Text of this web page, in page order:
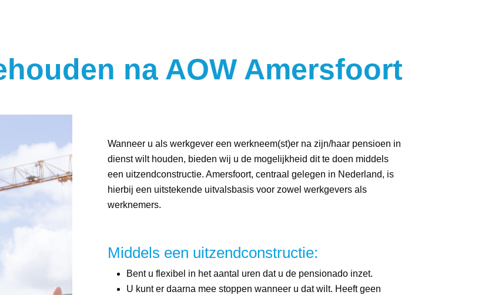
na AOW Amersfoort
Wanneer u als werkgever een werkneem(st)er na zijn/haar pensioen in
dienst wilt houden, bieden wij u de mogelijkheid dit te doen middels
een uitzendconstructie. Amersfoort, centraal gelegen in Nederland, is
hierbij een uitstekende uitvalsbasis voor zowel werkgevers als
werknemers.
Middels een uitzendconstructie:
Bent u flexibel in het aantal uren dat u de pensionado inzet.
U kunt er daarna mee stoppen wanneer u dat wilt. Heeft geen